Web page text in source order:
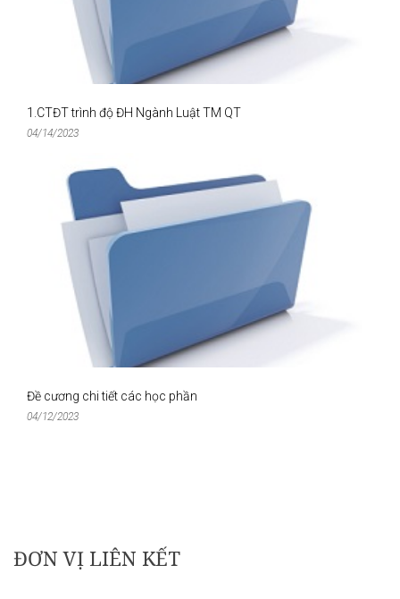
1.CTĐT trình độ ĐH Ngành Luật TM QT
04/14/2023
Đề cương chi tiết các học phần
04/12/2023
ĐƠN VỊ LIÊN KẾT